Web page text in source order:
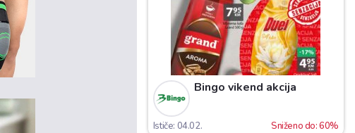
Bingo vikend akcija
Ističe: 04.02. Sniženo do: 60%